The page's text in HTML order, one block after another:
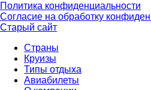
Политика конфиденциальности
Согласие на обработку
Старый сайт
Страны
Круизы
Типы отдыха
Авиабилеты